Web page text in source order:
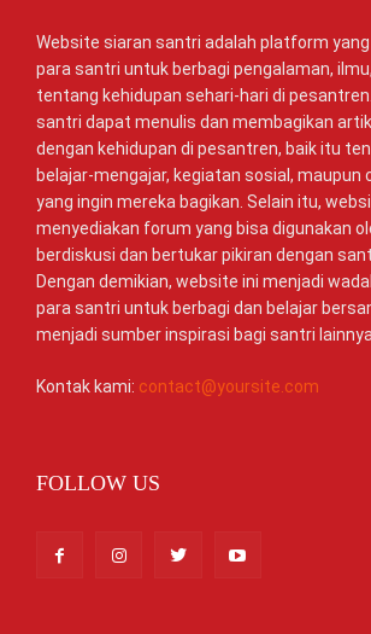
Website siaran santri adalah platform
para santri untuk berbagi pengalaman,
tentang kehidupan sehari-hari di
santri dapat menulis dan membagikan
dengan kehidupan di pesantren, baik itu
belajar-mengajar, kegiatan sosial, maupun
yang ingin mereka bagikan. Selain itu,
menyediakan forum yang bisa digunakan
berdiskusi dan bertukar pikiran dengan
Dengan demikian, website ini menjadi
para santri untuk berbagi dan belajar
menjadi sumber inspirasi bagi santri lainnya.
Kontak kami: contact@yoursite.com
FOLLOW US